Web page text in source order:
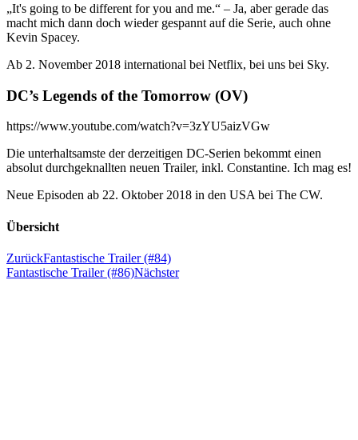
„It's going to be different for you and me.“ – Ja, aber gerade das
macht mich dann doch wieder gespannt auf die Serie, auch ohne
Kevin Spacey.
Ab 2. November 2018 international bei Netflix, bei uns bei Sky.
DC’s Legends of the Tomorrow (OV)
https://www.youtube.com/watch?v=3zYU5aizVGw
Die unterhaltsamste der derzeitigen DC-Serien bekommt einen
absolut durchgeknallten neuen Trailer, inkl. Constantine. Ich mag es!
Neue Episoden ab 22. Oktober 2018 in den USA bei The CW.
Übersicht
ZurückFantastische Trailer (#84)
Fantastische Trailer (#86)Nächster